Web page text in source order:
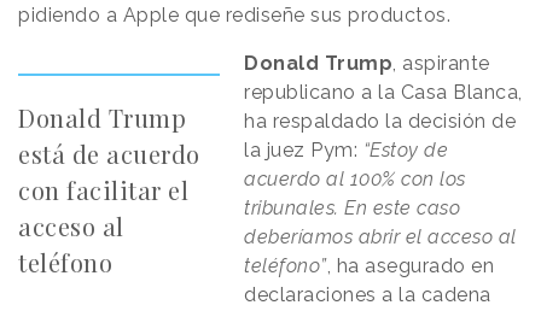
pidiendo a Apple que rediseñe sus productos.
Donald Trump
está de acuerdo
con facilitar el
acceso al
teléfono
Donald Trump, aspirante
republicano a la Casa Blanca,
ha respaldado la decisión de
la juez Pym: “Estoy de
acuerdo al 100% con los
tribunales. En este caso
deberíamos abrir el acceso al
teléfono”, ha asegurado en
declaraciones a la cadena